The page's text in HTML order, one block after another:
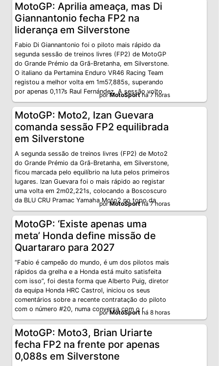
MotoGP: Aprilia ameaça, mas Di
Giannantonio fecha FP2 na
liderança em Silverstone
Fabio Di Giannantonio foi o piloto mais rápido da
segunda sessão de treinos livres (FP2) de MotoGP
do Grande Prémio da Grã-Bretanha, em Silverstone.
O italiano da Pertamina Enduro VR46 Racing Team
registou a melhor volta em 1m57,885s, superando
por apenas 0,117s Raul Fernández. A sessão volto
porMotoSporthá 7 horas
MotoGP: Moto2, Izan Guevara
comanda sessão FP2 equilibrada
em Silverstone
A segunda sessão de treinos livres (FP2) de Moto2
do Grande Prémio da Grã-Bretanha, em Silverstone,
ficou marcada pelo equilíbrio na luta pelos primeiros
lugares. Izan Guevara foi o mais rápido ao registar
uma volta em 2m02,221s, colocando a Boscoscuro
da BLU CRU Pramac Yamaha Moto2 no topo da
porMotoSporthá 7 horas
MotoGP: ‘Existe apenas uma
meta’ Honda define missão de
Quartararo para 2027
“Fabio é campeão do mundo, é um dos pilotos mais
rápidos da grelha e a Honda está muito satisfeita
com isso”, foi desta forma que Alberto Puig, diretor
da equipa Honda HRC Castrol, iniciou os seus
comentários sobre a recente contratação do piloto
com o número #20, numa conversa com o r
porMotoSport há 8 horas
MotoGP: Moto3, Brian Uriarte
fecha FP2 na frente por apenas
0,088s em Silverstone